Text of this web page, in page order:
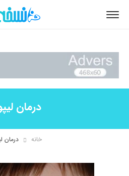
درمان
خانه درمان